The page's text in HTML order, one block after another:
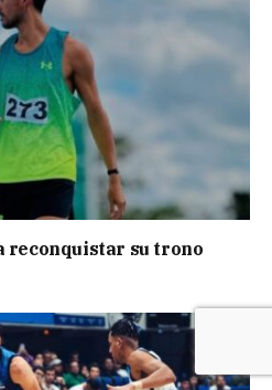
reconquistar su trono